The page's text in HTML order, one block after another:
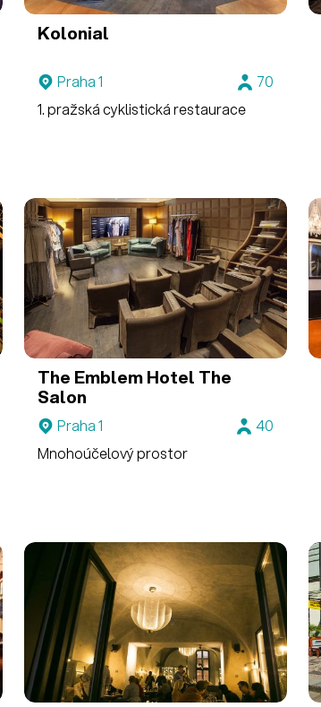
Kolonial
Praha 1
70
1. pražská cyklistická restaurace
The Emblem Hotel The
Salon
Praha 1
40
Mnohoúčelový prostor